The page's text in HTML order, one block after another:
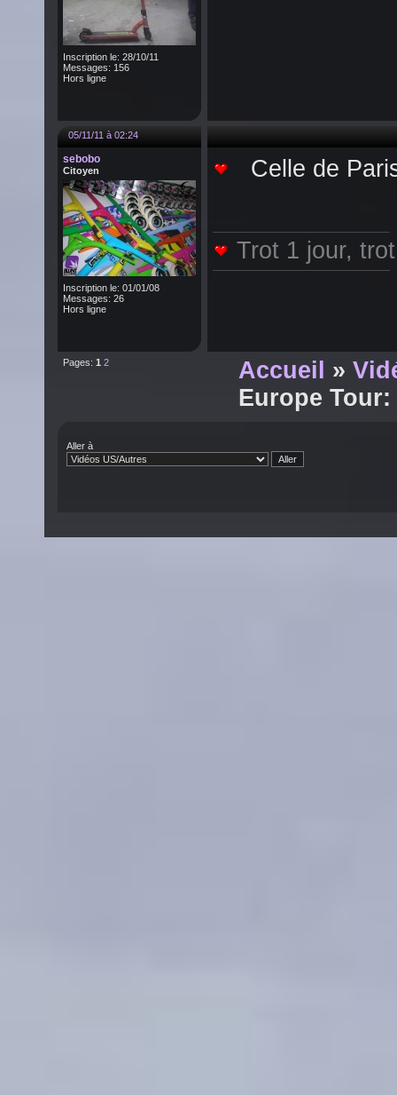
Inscription le: 28/10/11
Messages: 156
Hors ligne
05/11/11 à 02:24
sebobo
Citoyen
Inscription le: 01/01/08
Messages: 26
Hors ligne
Celle de
Trot 1 jour,
Pages: 1 2 Accueil »
Europe
Aller à